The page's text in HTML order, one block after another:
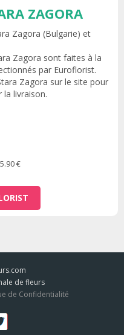
ZAGORA
Zagora (Bulgarie) et
Zagora sont faites à la
par Euroflorist.
Zagora sur le site pour
la livraison.
€
de fleurs
de Confidentialité